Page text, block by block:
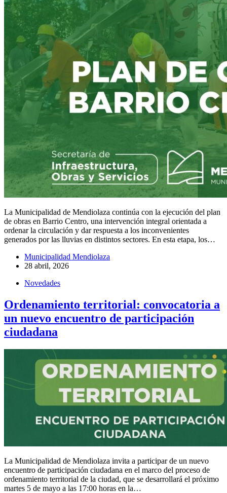
La Municipalidad de Mendiolaza continúa con la ejecución del plan
de obras en Barrio Centro, una intervención integral orientada a
ordenar la circulación y dar respuesta a los inconvenientes
generados por las lluvias en distintos sectores. En esta etapa, los…
Municipalidad Mendiolaza
28 abril, 2026
Novedades
Ordenamiento territorial: convocatoria a
un nuevo encuentro de participación
ciudadana
La Municipalidad de Mendiolaza invita a participar de un nuevo
encuentro de participación ciudadana en el marco del proceso de
ordenamiento territorial de la ciudad, que se desarrollará el próximo
martes 5 de mayo a las 17:00 horas en la…